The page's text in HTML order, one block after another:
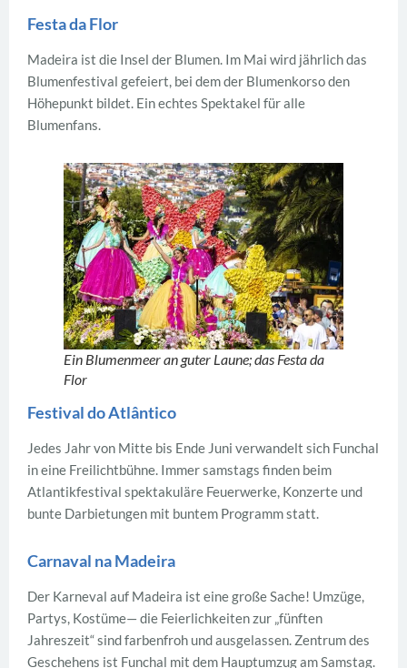
Festa da Flor
Madeira ist die Insel der Blumen. Im Mai wird jährlich das
Blumenfestival gefeiert, bei dem der Blumenkorso den
Höhepunkt bildet. Ein echtes Spektakel für alle
Blumenfans.
Ein Blumenmeer an guter Laune; das Festa da
Flor
Festival do Atlântico
Jedes Jahr von Mitte bis Ende Juni verwandelt sich Funchal
in eine Freilichtbühne. Immer samstags finden beim
Atlantikfestival spektakuläre Feuerwerke, Konzerte und
bunte Darbietungen mit buntem Programm statt.
Carnaval na Madeira
Der Karneval auf Madeira ist eine große Sache! Umzüge,
Partys, Kostüme— die Feierlichkeiten zur „fünften
Jahreszeit“ sind farbenfroh und ausgelassen. Zentrum des
Geschehens ist Funchal mit dem Hauptumzug am Samstag.